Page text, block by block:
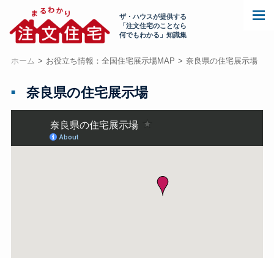
ザ・ハウスが提供する
「注文住宅のことなら
何でもわかる」知識集
ホーム お役立ち情報：全国住宅展示場MAP 奈良県の住宅展示場
奈良県の住宅展示場